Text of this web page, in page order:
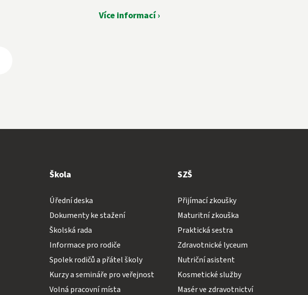
Více informací ›
Škola
Úřední deska
Dokumenty ke stažení
Školská rada
Informace pro rodiče
Spolek rodičů a přátel školy
Kurzy a semináře pro veřejnost
Volná pracovní místa
SZŠ
Přijímací zkoušky
Maturitní zkouška
Praktická sestra
Zdravotnické lyceum
Nutriční asistent
Kosmetické služby
Masér ve zdravotnictví